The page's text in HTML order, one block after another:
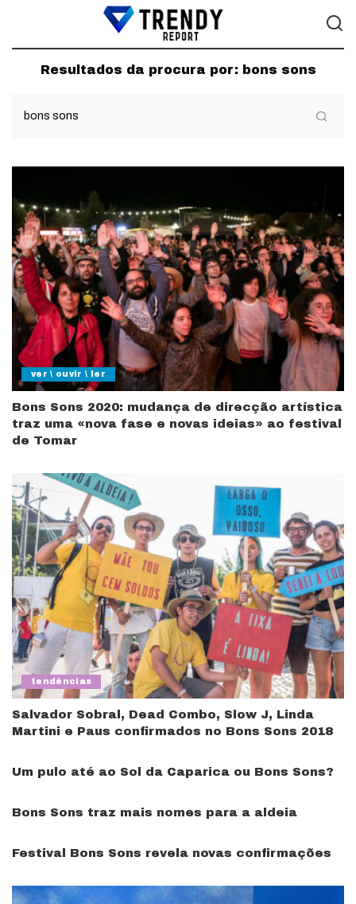
Resultados da procura por: bons sons
ver \ ouvir \ ler
Bons Sons 2020: mudança de direcção artística
traz uma «nova fase e novas ideias» ao festival
de Tomar
tendências
Salvador Sobral, Dead Combo, Slow J, Linda
Martini e Paus confirmados no Bons Sons 2018
Um pulo até ao Sol da Caparica ou Bons Sons?
Bons Sons traz mais nomes para a aldeia
Festival Bons Sons revela novas confirmações